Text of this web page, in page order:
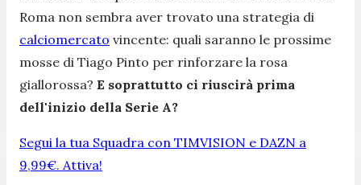
Roma non sembra aver trovato una strategia di
calciomercato vincente: quali saranno le prossime
mosse di Tiago Pinto per rinforzare la rosa
giallorossa? E soprattutto ci riuscirà prima
dell'inizio della Serie A?
Segui la tua Squadra con TIMVISION e DAZN a
9,99€. Attiva!